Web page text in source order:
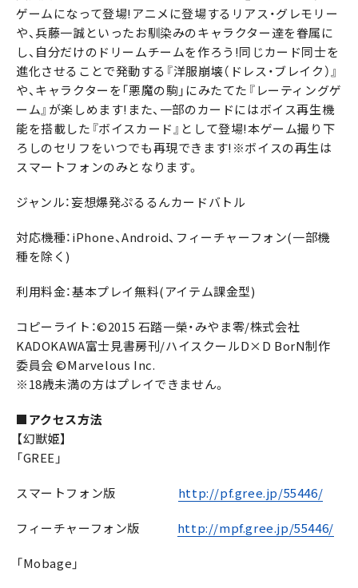
ゲームになって登場!アニメに登場するリアス・グレモリー
や、兵藤一誠といったお馴染みのキャラクター達を眷属に
し、自分だけのドリームチームを作ろう!同じカード同士を
進化させることで発動する『洋服崩壊（ドレス・ブレイク）』
や、キャラクターを「悪魔の駒」にみたてた『レーティングゲ
ーム』が楽しめます!また、一部のカードにはボイス再生機
能を搭載した『ボイスカード』として登場!本ゲーム撮り下
ろしのセリフをいつでも再現できます!※ボイスの再生は
スマートフォンのみとなります。
ジャンル：妄想爆発ぷるるんカードバトル
対応機種：iPhone、Android、フィーチャーフォン(一部機
種を除く)
利用料金：基本プレイ無料(アイテム課金型)
コピーライト：©2015 石踏一榮・みやま零/株式会社
KADOKAWA富士見書房刊/ハイスクールD×D BorN制作
委員会 ©Marvelous Inc.
※18歳未満の方はプレイできません。
■アクセス方法
【幻獣姫】
「GREE」
スマートフォン版 http://pf.gree.jp/55446/
フィーチャーフォン版 http://mpf.gree.jp/55446/
「Mobage」